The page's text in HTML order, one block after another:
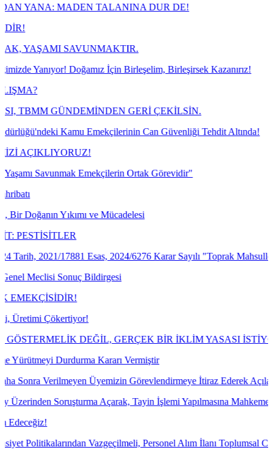
MADEN TALANINA DUR DE!
SAVUNMAKTIR.
Doğamız İçin Birleşelim, Birleşirsek Kazanırız!
GERİ ÇEKİLSİN.
Kamu Emekçilerinin Can Güvenliği Tehdit Altında!
Emekçilerin Ortak Görevidir"
Yıkımı ve Mücadelesi
17881 Esas, 2024/6276 Karar Sayılı "Toprak Mahsulleri Ofisi
Sonuç Bildirgesi
DEĞİL, GERÇEK BİR İKLİM YASASI İSTİYORUZ!
Kararı Vermiştir
Üyemizin Görevlendirmeye İtiraz Ederek Açılan Dava
Açarak, Tayin İşlemi Yapılmasına Mahkeme Dava
Vazgeçilmeli, Personel Alım İlanı Toplumsal Cinsiyet Eşitliği